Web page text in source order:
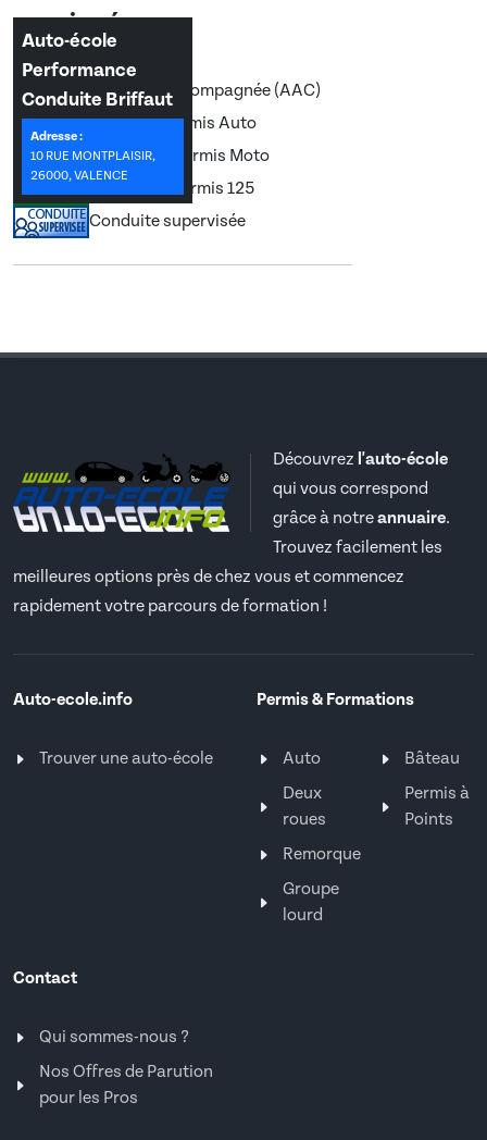
enseignés :
Conduite accompagnée (AAC)
Permis B, Permis Auto
Permis A2, Permis Moto
Permis A1, Permis 125
Conduite supervisée
Auto-école
Performance
Conduite Briffaut
Adresse :
10 RUE MONTPLAISIR,
26000, VALENCE
Découvrez l'auto-école
qui vous correspond
grâce à notreannuaire.
Trouvez facilement les
meilleures options près de chez vous et commencez
rapidement votre parcours de formation !
Auto-ecole.info
Trouver une auto-école
Permis & Formations
Auto
Deux
roues
Remorque
Groupe
lourd
Bâteau
Permis à
Points
Contact
Qui sommes-nous ?
Nos Offres de Parution
pour les Pros